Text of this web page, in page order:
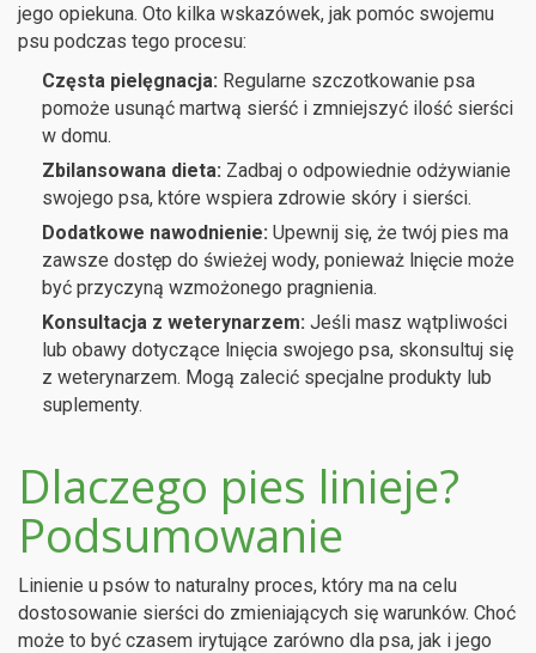
jego opiekuna. Oto kilka wskazówek, jak pomóc swojemu
psu podczas tego procesu:
Częsta pielęgnacja: Regularne szczotkowanie psa
pomoże usunąć martwą sierść i zmniejszyć ilość sierści
w domu.
Zbilansowana dieta: Zadbaj o odpowiednie odżywianie
swojego psa, które wspiera zdrowie skóry i sierści.
Dodatkowe nawodnienie: Upewnij się, że twój pies ma
zawsze dostęp do świeżej wody, ponieważ lnięcie może
być przyczyną wzmożonego pragnienia.
Konsultacja z weterynarzem: Jeśli masz wątpliwości
lub obawy dotyczące lnięcia swojego psa, skonsultuj się
z weterynarzem. Mogą zalecić specjalne produkty lub
suplementy.
Dlaczego pies linieje?
Podsumowanie
Linienie u psów to naturalny proces, który ma na celu
dostosowanie sierści do zmieniających się warunków. Choć
może to być czasem irytujące zarówno dla psa, jak i jego